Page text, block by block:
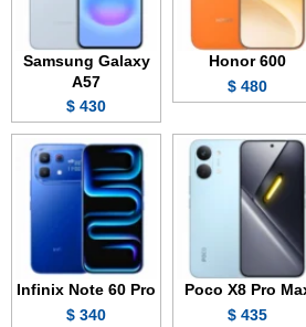
Honor 600
480 $
Samsung Galaxy
A57
430 $
Poco X8 Pro
435 $
Infinix Note 60 Pro
340 $